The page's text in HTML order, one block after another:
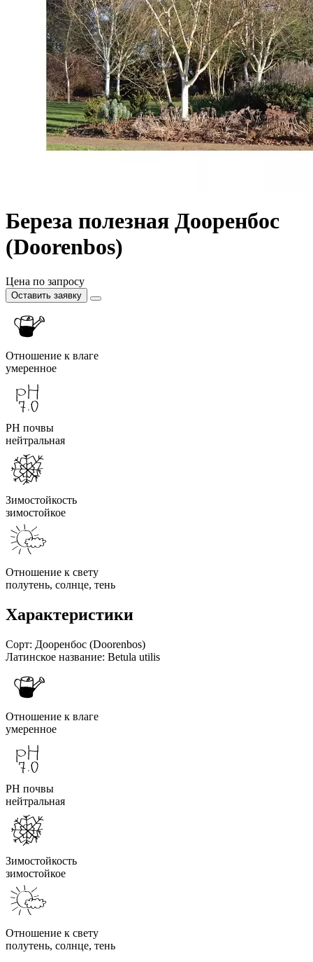
Береза полезная Дооренбос
(Doorenbos)
Цена по запросу
Оставить заявку
Отношение к влаге
умеренное
PH почвы
нейтральная
Зимостойкость
зимостойкое
Отношение к свету
полутень, солнце, тень
Характеристики
Сорт: Дооренбос (Doorenbos)
Латинское название: Betula utilis
Отношение к влаге
умеренное
PH почвы
нейтральная
Зимостойкость
зимостойкое
Отношение к свету
полутень, солнце, тень